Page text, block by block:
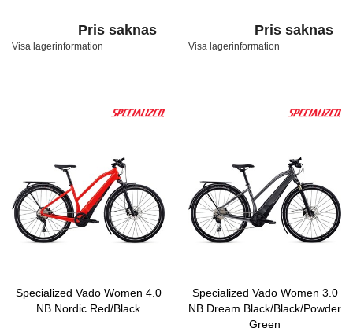
Pris saknas
Visa lagerinformation
Pris saknas
Visa lagerinformation
Specialized Vado Women 4.0
NB Nordic Red/Black
Specialized Vado Women 3.0
NB Dream Black/Black/Powder
Green